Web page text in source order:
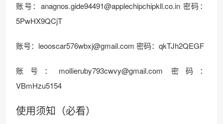
账号： anagnos.gide94491@applechipchipkll.co.in 密码：
5PwHX9QCjT
账号： leooscar576wbxj@gmail.com 密码：qkTJh2QEGF
账号： mollieruby793cwvy@gmail.com 密码：
VBmHzu5154
使用须知（必看）